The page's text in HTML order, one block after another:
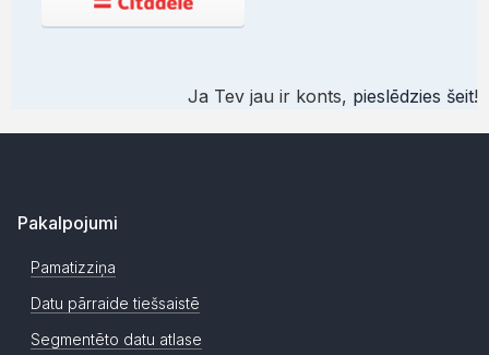
Ja Tev jau ir konts, pieslēdzies šeit!
Pakalpojumi
Pamatizziņa
Datu pārraide tiešsaistē
Segmentēto datu atlase